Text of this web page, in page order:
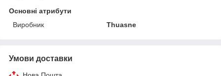
Основні атрибути
Виробник
Thuasne
Умови доставки